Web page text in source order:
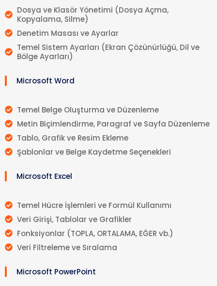
Dosya ve Klasör Yönetimi (Dosya Açma,
Kopyalama, Silme)
Denetim Masası ve Ayarlar
Temel Sistem Ayarları (Ekran Çözünürlüğü, Dil ve
Bölge Ayarları)
Microsoft Word
Temel Belge Oluşturma ve Düzenleme
Metin Biçimlendirme, Paragraf ve Sayfa Düzenleme
Tablo, Grafik ve Resim Ekleme
Şablonlar ve Belge Kaydetme Seçenekleri
Microsoft Excel
Temel Hücre İşlemleri ve Formül Kullanımı
Veri Girişi, Tablolar ve Grafikler
Fonksiyonlar (TOPLA, ORTALAMA, EĞER vb.)
Veri Filtreleme ve Sıralama
Microsoft PowerPoint